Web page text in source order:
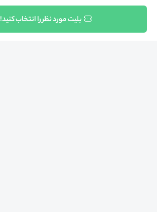
بلیت مورد نظر را انتخاب کنید!